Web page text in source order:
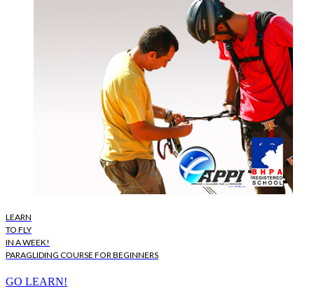
LEARN
TO FLY
IN A WEEK!
PARAGLIDING COURSE FOR BEGINNERS
GO LEARN!